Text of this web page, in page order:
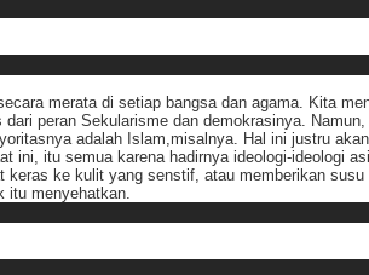
merata di setiap bangsa dan agama. Kita
peran Sekularisme dan demokrasinya.
adalah Islam,misalnya. Hal ini justru
ini, itu semua karena hadirnya ideologi-ideologi
ke kulit yang senstif, atau memberikan
itu menyehatkan.